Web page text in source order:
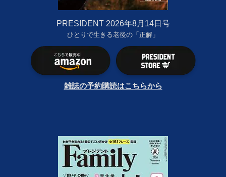
PRESIDENT 2026年8月14日号
ひとりで生きる老後の「正解」
雑誌の予約購読はこちらから